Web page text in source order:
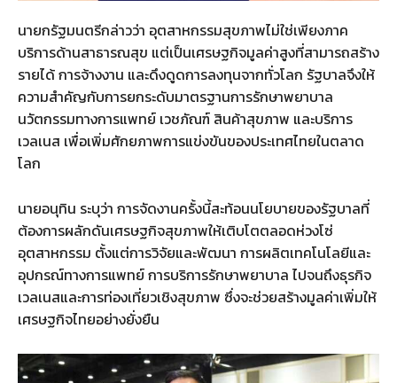
นายกรัฐมนตรีกล่าวว่า อุตสาหกรรมสุขภาพไม่ใช่เพียงภาค
บริการด้านสาธารณสุข แต่เป็นเศรษฐกิจมูลค่าสูงที่สามารถสร้าง
รายได้ การจ้างงาน และดึงดูดการลงทุนจากทั่วโลก รัฐบาลจึงให้
ความสำคัญกับการยกระดับมาตรฐานการรักษาพยาบาล
นวัตกรรมทางการแพทย์ เวชภัณฑ์ สินค้าสุขภาพ และบริการ
เวลเนส เพื่อเพิ่มศักยภาพการแข่งขันของประเทศไทยในตลาด
โลก
นายอนุทิน ระบุว่า การจัดงานครั้งนี้สะท้อนนโยบายของรัฐบาลที่
ต้องการผลักดันเศรษฐกิจสุขภาพให้เติบโตตลอดห่วงโซ่
อุตสาหกรรม ตั้งแต่การวิจัยและพัฒนา การผลิตเทคโนโลยีและ
อุปกรณ์ทางการแพทย์ การบริการรักษาพยาบาล ไปจนถึงธุรกิจ
เวลเนสและการท่องเที่ยวเชิงสุขภาพ ซึ่งจะช่วยสร้างมูลค่าเพิ่มให้
เศรษฐกิจไทยอย่างยั่งยืน